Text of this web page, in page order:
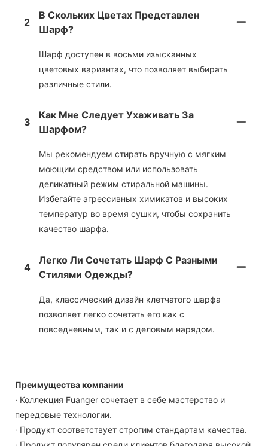
2
В Скольких Цветах Представлен
Шарф?
Шарф доступен в восьми изысканных
цветовых вариантах, что позволяет выбирать
различные стили.
3
Как Мне Следует Ухаживать За
Шарфом?
Мы рекомендуем стирать вручную с мягким
моющим средством или использовать
деликатный режим стиральной машины.
Избегайте агрессивных химикатов и высоких
температур во время сушки, чтобы сохранить
качество шарфа.
4
Легко Ли Сочетать Шарф С Разными
Стилями Одежды?
Да, классический дизайн клетчатого шарфа
позволяет легко сочетать его как с
повседневным, так и с деловым нарядом.
Преимущества компании
· Коллекция Fuanger сочетает в себе мастерство и
передовые технологии.
· Продукт соответствует строгим стандартам качества.